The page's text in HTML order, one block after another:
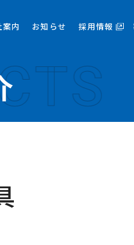
案内 お知らせ 採用情報